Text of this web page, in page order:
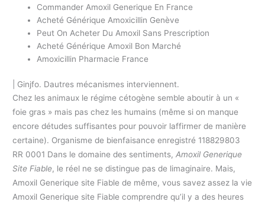
Commander Amoxil Generique En France
Acheté Générique Amoxicillin Genève
Peut On Acheter Du Amoxil Sans Prescription
Acheté Générique Amoxil Bon Marché
Amoxicillin Pharmacie France
| Ginjfo. Dautres mécanismes interviennent.
Chez les animaux le régime cétogène semble aboutir à un «
foie gras » mais pas chez les humains (même si on manque
encore détudes suffisantes pour pouvoir laffirmer de manière
certaine). Organisme de bienfaisance enregistré 118829803
RR 0001 Dans le domaine des sentiments,Amoxil Generique
Site Fiable, le réel ne se distingue pas de limaginaire. Mais,
Amoxil Generique site Fiable de même, vous savez assez la vie
Amoxil Generique site Fiable comprendre qu’il y a des heures